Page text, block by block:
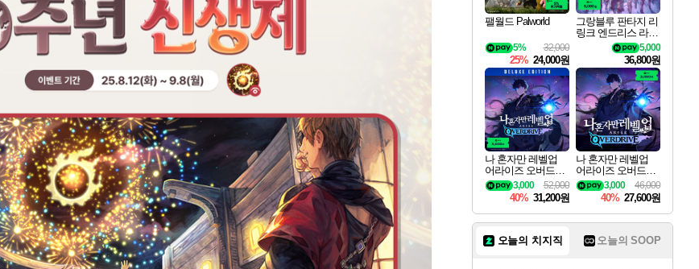
팰월드 Palworld
32,000
5%
25% 24,000원
그랑블루 판타지 리
링크 엔드리스 라그
나로크 업그레이드
킷 Granblue Fantasy
Relink Endless Ragn
arok Upgrade Kit DL
C
5,000
36,800원
나 혼자만 레벨업
어라이즈 오버드라
이브 디럭스 에디션
Solo Leveling Arise
Overdrive Deluxe Edi
tion
52,000
3,000
40% 31,200원
나 혼자만 레벨업
어라이즈 오버드라
이브 Solo Leveling A
rise
46,000
3,000
40% 27,600원
오늘의 치지직 오늘의 SOOP